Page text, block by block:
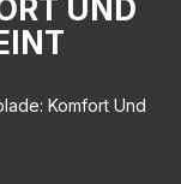
UND
Komfort Und